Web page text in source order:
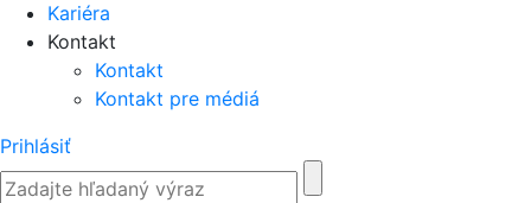
Kariéra
Kontakt
Kontakt
Kontakt pre médiá
Prihlásiť